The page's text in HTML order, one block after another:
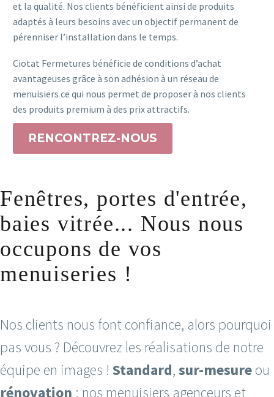
et la qualité. Nos clients bénéficient ainsi de produits
adaptés à leurs besoins avec un objectif permanent de
pérenniser l’installation dans le temps.
Ciotat Fermetures bénéficie de conditions d’achat
avantageuses grâce à son adhésion à un réseau de
menuisiers ce qui nous permet de proposer à nos clients
des produits premium à des prix attractifs.
RENCONTREZ-NOUS
Fenêtres, portes d'entrée,
baies vitrée... Nous nous
occupons de vos
menuiseries !
Nos clients nous font confiance, alors pourquoi
pas vous ? Découvrez les réalisations de notre
équipe en images ! Standard,sur-mesureou
rénovation : nos menuisiers agenceurs et